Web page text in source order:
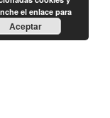
el enlace para
Aceptar